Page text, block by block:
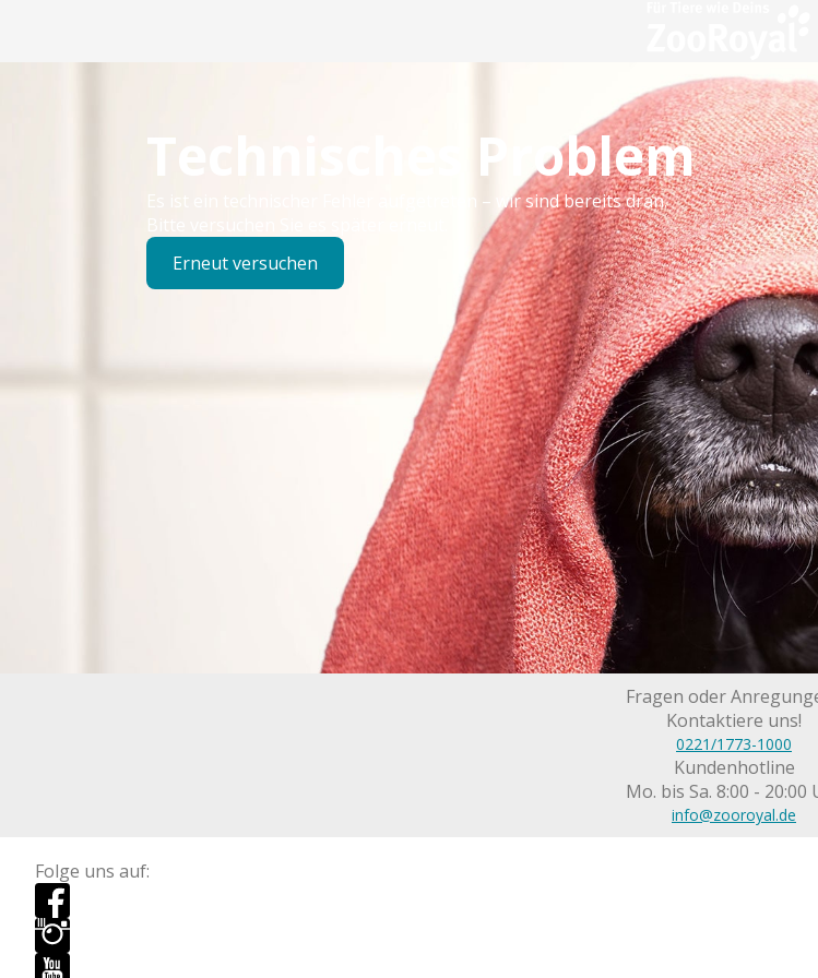
Technisches Problem
Es ist ein technischer Fehler aufgetreten – wir sind bereits dran.
Bitte versuchen Sie es später erneut.
Erneut versuchen
Fragen oder
Kontaktiere uns!
0221/1773-1000
Kundenhotline
Mo. bis Sa. 8:00 - 20:00
info@zooroyal.de
Folge uns auf: